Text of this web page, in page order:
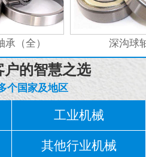
（全） 深沟球轴
户的智慧之选
个国家及地区
工业机械
其他行业机械